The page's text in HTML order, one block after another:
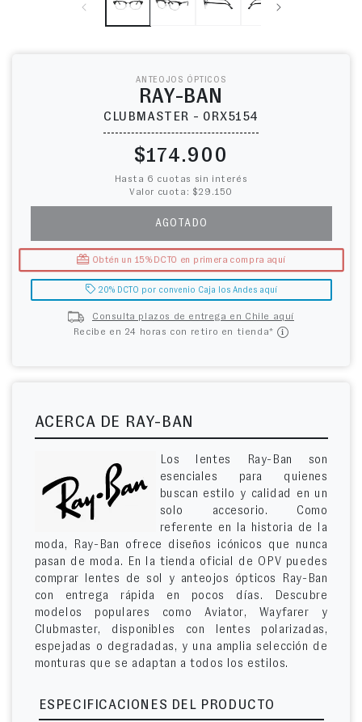
ANTEOJOS ÓPTICOS
RAY-BAN
CLUBMASTER - 0RX5154
Precio habitual
$174.900
Hasta 6 cuotas sin interés
Valor cuota: $29.150
AGOTADO
Obtén un 15% DCTO en primera compra aquí
20% DCTO por convenio Caja los Andes aquí
Consulta plazos de entrega en Chile aquí
Recibe en 24 horas con retiro en tienda*
ACERCA DE RAY-BAN
Los lentes Ray-Ban son
esenciales para quienes
buscan estilo y calidad en un
solo accesorio. Como
referente en la historia de la
moda, Ray-Ban ofrece diseños icónicos que nunca
pasan de moda. En la tienda oficial de OPV puedes
comprar lentes de sol y anteojos ópticos Ray-Ban
con entrega rápida en pocos días. Descubre
modelos populares como Aviator, Wayfarer y
Clubmaster, disponibles con lentes polarizadas,
espejadas o degradadas, y una amplia selección de
monturas que se adaptan a todos los estilos.
ESPECIFICACIONES DEL PRODUCTO